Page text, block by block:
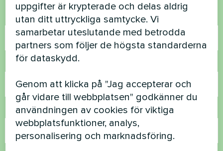
Namn
Telefonnummer
E-post
uppgifter är krypterade och delas aldrig
utan ditt uttryckliga samtycke. Vi
samarbetar uteslutande med betrodda
partners som följer de högsta standarderna
för dataskydd.
Genom att klicka på "Jag accepterar och
går vidare till webbplatsen" godkänner du
användningen av cookies för viktiga
webbplatsfunktioner, analys,
personalisering och marknadsföring.